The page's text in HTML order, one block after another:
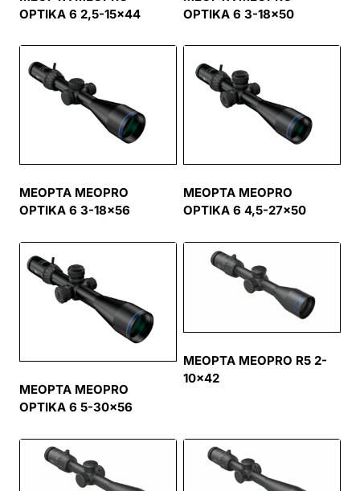
OPTIKA 6 2,5-15×44
OPTIKA 6 3-18×50
MEOPTA MEOPRO
OPTIKA 6 3-18×56
MEOPTA MEOPRO
OPTIKA 6 4,5-27×50
MEOPTA MEOPRO
OPTIKA 6 5-30×56
MEOPTA MEOPRO R5 2-
10×42